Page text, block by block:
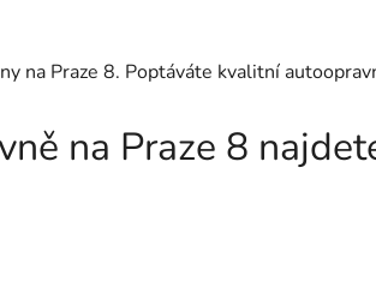
na Praze 8. Poptáváte kvalitní
na Praze 8